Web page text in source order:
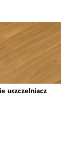
uszczelniacz